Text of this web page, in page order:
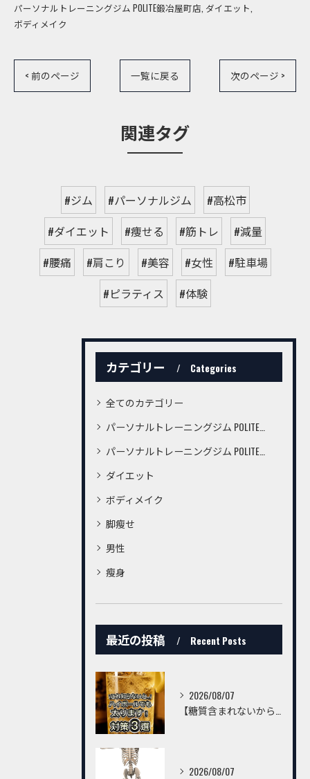
パーソナルトレーニングジム POLITE鍛冶屋町店 ダイエット
ボディメイク
< 前のページ 一覧に戻る 次のページ >
関連タグ
#ジム #パーソナルジム
#高松市
#ダイエット
#痩せる #筋トレ
#減量
#腰痛
#肩こり #美容 #女性
#駐車場
#ピラティス
#体験
カテゴリー Categories
全てのカテゴリー
パーソナルトレーニングジム POLITE桜町店
パーソナルトレーニングジム POLITE鍛冶屋町店
ダイエット
ボディメイク
脚瘦せ
男性
瘦身
最近の投稿 Recent Posts
2026/08/07
2026/08/07